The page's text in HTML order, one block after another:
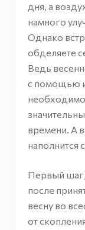
дня, а
намного
Однако
обделяете
Ведь
с помощью
времени. А
наполнится
Первый
после
весну во
от